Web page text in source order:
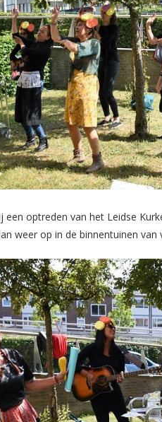
een optreden van het Leidse
weer op in de binnentuinen van